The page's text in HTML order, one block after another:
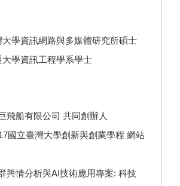
大學資訊網路與多媒體研究所碩士
大學資訊工程學系學士
飛船有限公司 共同創辦人
國立臺灣大學創新與創業學程 網站
輿情分析與AI技術應用專案: 科技